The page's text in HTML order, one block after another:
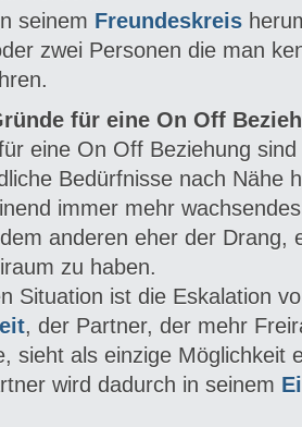
seinem Freundeskreis
zwei Personen die man
für eine On Off
eine On Off Beziehung
Bedürfnisse nach Nähe
immer mehr
anderen eher der Drang,
zu haben.
Situation ist die Eskalation
, der Partner, der mehr
sieht als einzige Möglichkeit
wird dadurch in seinem